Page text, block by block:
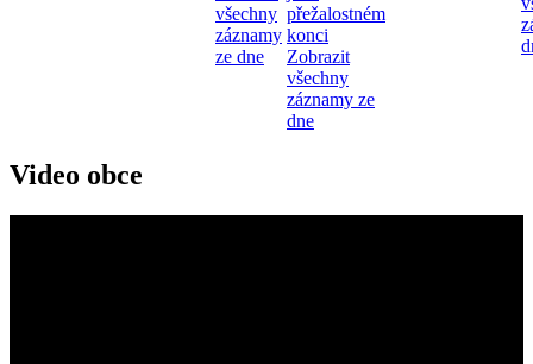
všechny
záznamy
ze dne
přežalostném
konci
Zobrazit
všechny
záznamy ze
dne
Video obce